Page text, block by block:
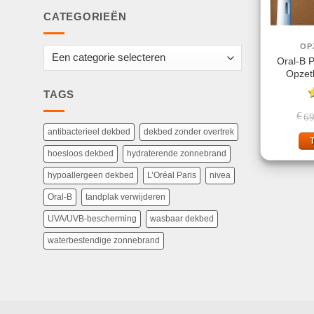
CATEGORIEËN
TAGS
antibacterieel dekbed dekbed zonder overtrek
hoesloos dekbed hydraterende zonnebrand
hypoallergeen dekbed L’Oréal Paris nivea
Oral-B tandplak verwijderen
UVA/UVB-bescherming wasbaar dekbed
waterbestendige zonnebrand
Oral-B
€